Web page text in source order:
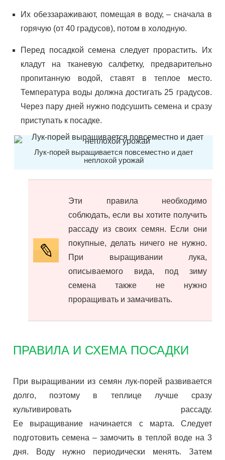
Их обеззараживают, помещая в воду, – сначала в
горячую (от 40 градусов), потом в холодную.
Перед посадкой семена следует прорастить. Их
кладут на тканевую салфетку, предварительно
пропитанную водой, ставят в теплое место.
Температура воды должна достигать 25 градусов.
Через пару дней нужно подсушить семена и сразу
приступать к посадке.
Лук-порей выращивается повсеместно и дает
неплохой урожай
Эти правила необходимо
соблюдать, если вы хотите получить
рассаду из своих семян. Если они
покупные, делать ничего не нужно.
При выращивании лука,
описываемого вида, под зиму
семена также не нужно
проращивать и замачивать.
ПРАВИЛА И СХЕМА ПОСАДКИ
При выращивании из семян лук-порей развивается
долго, поэтому в теплице лучше сразу
культивировать рассаду.
Ее выращивание начинается с марта. Следует
подготовить семена – замочить в теплой воде на 3
дня. Воду нужно периодически менять. Затем